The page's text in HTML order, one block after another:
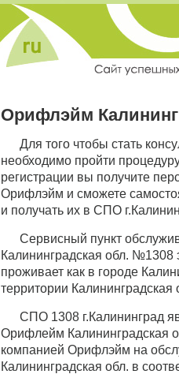
Орифлэйм
Для того чтобы стать
необходимо пройти
регистрации вы получите
Орифлэйм и сможете
и получать их в СПО
Сервисный пункт
Калининградская обл. №1308
проживает как в городе
территории Калининградская
СПО 1308 г.Калининград
Орифлейм Калининградская
компанией Орифлэйм на
Калининградская обл. в